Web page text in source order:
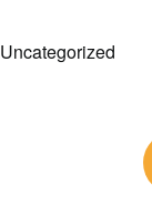
Uncategorized